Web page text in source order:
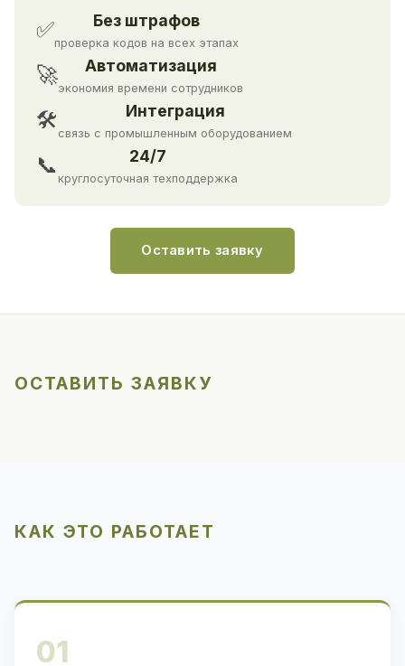
✅ Без штрафов
проверка кодов на всех этапах
🚀 Автоматизация
экономия времени сотрудников
🛠 Интеграция
связь с промышленным оборудованием
📞 24/7
круглосуточная техподдержка
Оставить заявку
ОСТАВИТЬ ЗАЯВКУ
КАК ЭТО РАБОТАЕТ
01